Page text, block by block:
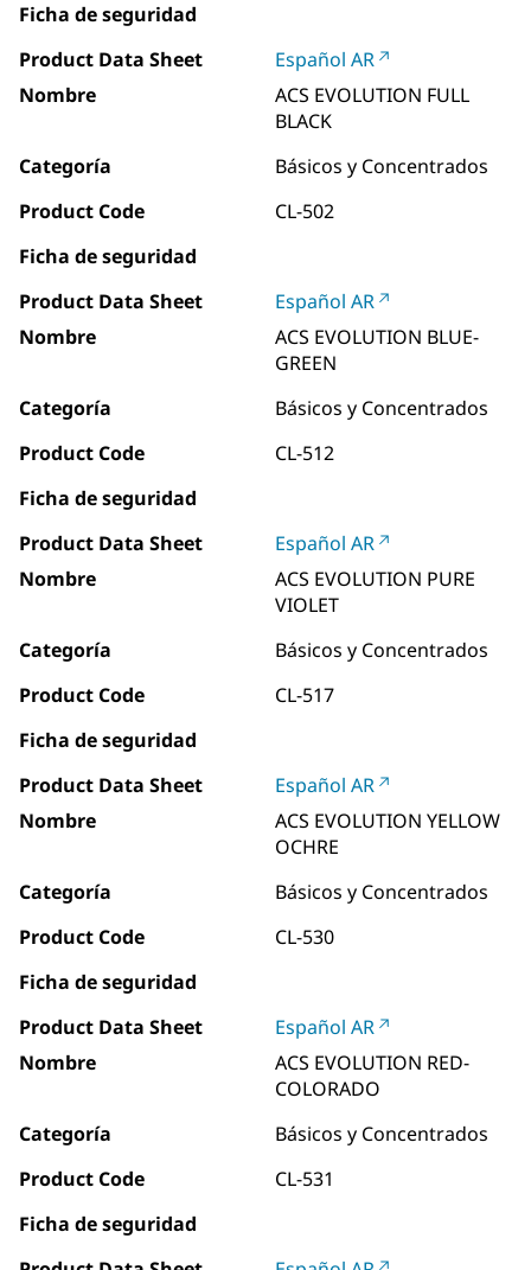
Ficha de seguridad
Product Data Sheet
Español AR
Nombre
ACS EVOLUTION FULL
BLACK
Categoría
Básicos y Concentrados
Product Code
CL-502
Ficha de seguridad
Product Data Sheet
Español AR
Nombre
ACS EVOLUTION BLUE-
GREEN
Categoría
Básicos y Concentrados
Product Code
CL-512
Ficha de seguridad
Product Data Sheet
Español AR
Nombre
ACS EVOLUTION PURE
VIOLET
Categoría
Básicos y Concentrados
Product Code
CL-517
Ficha de seguridad
Product Data Sheet
Español AR
Nombre
ACS EVOLUTION YELLOW
OCHRE
Categoría
Básicos y Concentrados
Product Code
CL-530
Ficha de seguridad
Product Data Sheet
Español AR
Nombre
ACS EVOLUTION RED-
COLORADO
Categoría
Básicos y Concentrados
Product Code
CL-531
Ficha de seguridad